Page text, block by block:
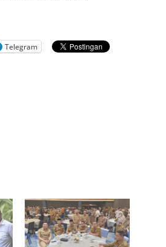
Telegram